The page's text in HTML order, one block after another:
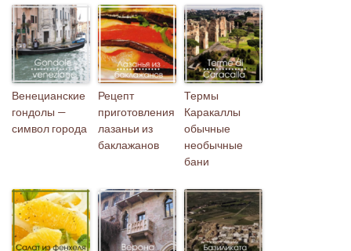
Венецианские
гондолы —
символ города
Рецепт
приготовления
лазаньи из
баклажанов
Термы
Каракаллы
обычные
необычные
бани